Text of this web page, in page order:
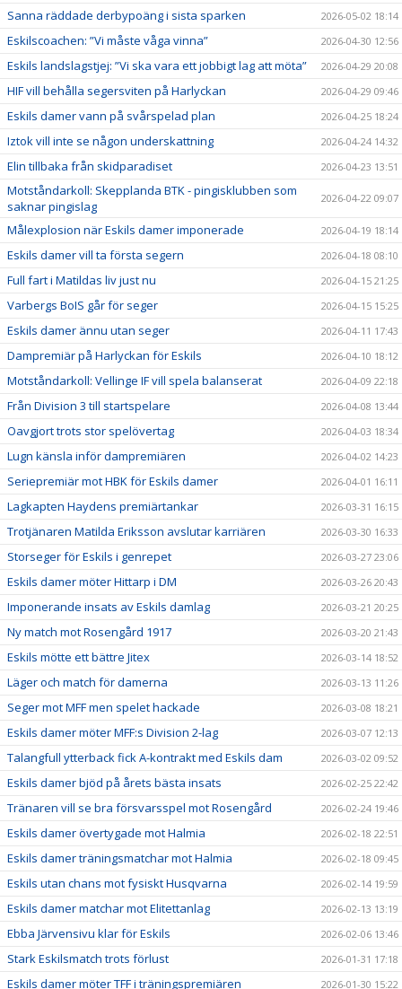
Sanna räddade derbypoäng i sista sparken 2026-05-02 18:14
Eskilscoachen: ”Vi måste våga vinna” 2026-04-30 12:56
Eskils landslagstjej: ”Vi ska vara ett jobbigt lag att möta” 2026-04-29 20:08
HIF vill behålla segersviten på Harlyckan 2026-04-29 09:46
Eskils damer vann på svårspelad plan 2026-04-25 18:24
Iztok vill inte se någon underskattning 2026-04-24 14:32
Elin tillbaka från skidparadiset 2026-04-23 13:51
Motståndarkoll: Skepplanda BTK - pingisklubben som
saknar pingislag
2026-04-22 09:07
Målexplosion när Eskils damer imponerade 2026-04-19 18:14
Eskils damer vill ta första segern 2026-04-18 08:10
Full fart i Matildas liv just nu 2026-04-15 21:25
Varbergs BoIS går för seger 2026-04-15 15:25
Eskils damer ännu utan seger 2026-04-11 17:43
Dampremiär på Harlyckan för Eskils 2026-04-10 18:12
Motståndarkoll: Vellinge IF vill spela balanserat 2026-04-09 22:18
Från Division 3 till startspelare 2026-04-08 13:44
Oavgjort trots stor spelövertag 2026-04-03 18:34
Lugn känsla inför dampremiären 2026-04-02 14:23
Seriepremiär mot HBK för Eskils damer 2026-04-01 16:11
Lagkapten Haydens premiärtankar 2026-03-31 16:15
Trotjänaren Matilda Eriksson avslutar karriären 2026-03-30 16:33
Storseger för Eskils i genrepet 2026-03-27 23:06
Eskils damer möter Hittarp i DM 2026-03-26 20:43
Imponerande insats av Eskils damlag 2026-03-21 20:25
Ny match mot Rosengård 1917 2026-03-20 21:43
Eskils mötte ett bättre Jitex 2026-03-14 18:52
Läger och match för damerna 2026-03-13 11:26
Seger mot MFF men spelet hackade 2026-03-08 18:21
Eskils damer möter MFF:s Division 2-lag 2026-03-07 12:13
Talangfull ytterback fick A-kontrakt med Eskils dam 2026-03-02 09:52
Eskils damer bjöd på årets bästa insats 2026-02-25 22:42
Tränaren vill se bra försvarsspel mot Rosengård 2026-02-24 19:46
Eskils damer övertygade mot Halmia 2026-02-18 22:51
Eskils damer träningsmatchar mot Halmia 2026-02-18 09:45
Eskils utan chans mot fysiskt Husqvarna 2026-02-14 19:59
Eskils damer matchar mot Elitettanlag 2026-02-13 13:19
Ebba Järvensivu klar för Eskils 2026-02-06 13:46
Stark Eskilsmatch trots förlust 2026-01-31 17:18
Eskils damer möter TFF i träningspremiären 2026-01-30 15:22